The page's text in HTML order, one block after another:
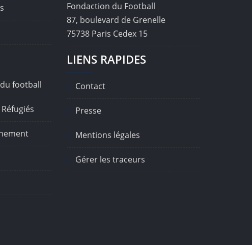
football
Fondaction du Football
87, boulevard de Grenelle
75738 Paris Cedex 15
LIENS RAPIDES
Contact
Presse
Mentions légales
Gérer les traceurs